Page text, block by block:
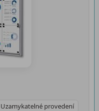
Uzamykatelné provedení